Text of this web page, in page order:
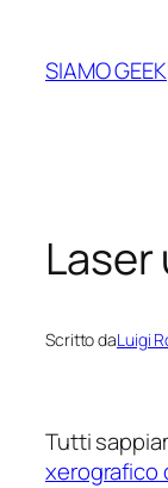
contenuto
SIAMO GEEK
Scritto daLuigi
Tutti
xerografico